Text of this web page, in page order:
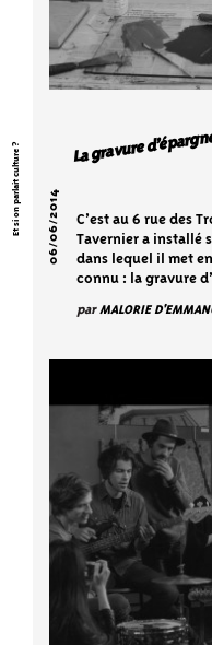
Et si on parlait culture ?
La gravure
06/06/2014
C’est au 6 rue des
Tavernier a installé
dans lequel il met
connu : la gravure
parMALORIE